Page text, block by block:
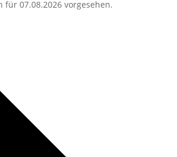
für 07.08.2026 vorgesehen.